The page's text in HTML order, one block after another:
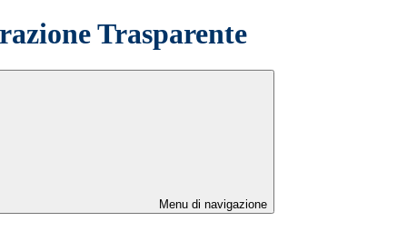
Trasparente
Menu di navigazione